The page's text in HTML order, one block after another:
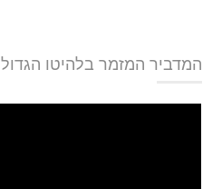
המדביר המזמר בלהיטו הגדול